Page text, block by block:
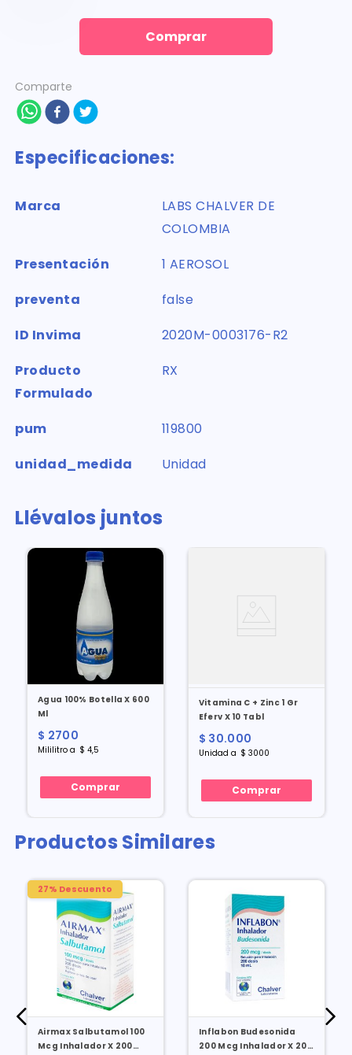
Comprar
Comparte
Especificaciones:
Marca
LABS CHALVER DE
COLOMBIA
Presentación
1 AEROSOL
preventa
false
ID Invima
2020M-0003176-R2
Producto
Formulado
RX
pum
119800
unidad_medida
Unidad
Llévalos juntos
Agua 100% Botella X 600
Ml
$ 2700
Mililitro a $ 4,5
Comprar
Vitamina C + Zinc 1 Gr
Eferv X 10 Tabl
$ 30.000
Unidad a $ 3000
Comprar
Productos Similares
27% Descuento
Airmax Salbutamol 100
Mcg Inhalador X 200
Inflabon Budesonida
200 Mcg Inhalador X 200